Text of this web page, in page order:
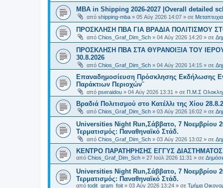
MBA in Shipping 2026-2027 |Overall detailed
από shipping-mba » 05 Αύγ 2026 14:07 » σε
ΠΡΟΣΚΛΗΣΗ ΠΒΑ ΓΙΑ ΒΡΑΔΙΑ ΠΟΛΙΤΙΣΜΟΥ
από Chios_Graf_Dim_Sch » 04 Αύγ 2026 14:20 » σε
ΠΡΟΣΚΛΗΣΗ ΠΒΑ ΣΤΑ ΘΥΡΑΝΟΙΞΙΑ ΤΟΥ
30.8.2026
από Chios_Graf_Dim_Sch » 04 Αύγ 2026 14:15 » σε
Επαναδημοσίευση Πρόσκλησης Εκδήλωσης
Παράκτιων Περιοχών¨
από pseraidou » 04 Αύγ 2026 13:31 » σε Π.Μ.Σ
Βραδιά Πολιτισμού στο Κατέλλι της Χίου
από Chios_Graf_Dim_Sch » 03 Αύγ 2026 16:02 » σε
Universities Night Run,Σάββατο, 7 Νοεμβρίου
Τερματισμός: Παναθηναϊκό Στάδ.
από Chios_Graf_Dim_Sch » 03 Αύγ 2026 13:02 » σε
ΚΕΝΤΡΟ ΠΑΡΑΤΗΡΗΣΗΣ ΕΓΓΥΣ ΔΙΑΣΤΗΜΑΤΟΣ
από Chios_Graf_Dim_Sch » 27 Ιούλ 2026 11:31 » σε
Universities Night Run,Σάββατο, 7 Νοεμβρίου
Τερματισμός: Παναθηναϊκό Στάδ.
από todit_gram_foit » 03 Αύγ 2026 13:24 » σε Τμήμα